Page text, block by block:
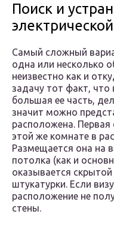
Поиск и
Самый сложный
одна или несколько
неизвестно как и
задачу тот факт, что
большая ее часть,
значит можно
расположена. Первая
этой же комнате в
Размещается она на
потолка (как и
оказывается
штукатурки. Если
расположение не
стены.